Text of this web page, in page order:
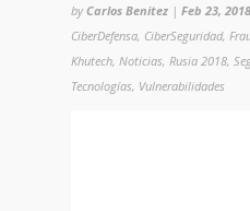
byCarlos Benitez| Feb 23, 2018
CiberDefensa, CiberSeguridad,
Khutech, Noticias, Rusia 2018,
Tecnologías, Vulnerabilidades